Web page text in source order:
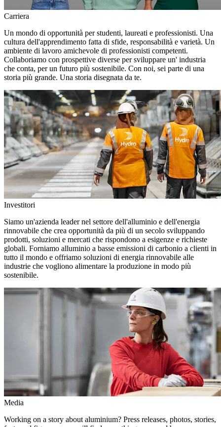
Carriera
Un mondo di opportunità per studenti, laureati e professionisti. Una
cultura dell'apprendimento fatta di sfide, responsabilità e varietà. Un
ambiente di lavoro amichevole di professionisti competenti.
Collaboriamo con prospettive diverse per sviluppare un' industria
che conta, per un futuro più sostenibile. Con noi, sei parte di una
storia più grande. Una storia disegnata da te.
Investitori
Siamo un'azienda leader nel settore dell'alluminio e dell'energia
rinnovabile che crea opportunità da più di un secolo sviluppando
prodotti, soluzioni e mercati che rispondono a esigenze e richieste
globali. Forniamo alluminio a basse emissioni di carbonio a clienti in
tutto il mondo e offriamo soluzioni di energia rinnovabile alle
industrie che vogliono alimentare la produzione in modo più
sostenibile.
Media
Working on a story about aluminium? Press releases, photos, stories,